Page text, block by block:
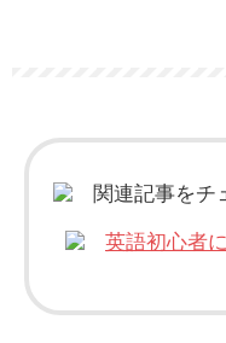
関連記事をチ
英語初心者